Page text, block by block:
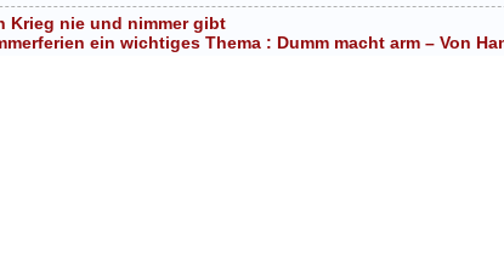
Krieg nie und nimmer gibt
ein wichtiges Thema : Dumm macht arm – Von